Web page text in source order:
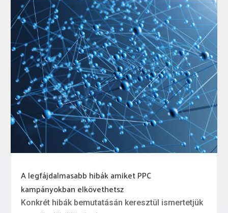
A legfájdalmasabb hibák amiket PPC
kampányokban elkövethetsz
Konkrét hibák bemutatásán keresztül ismertetjük